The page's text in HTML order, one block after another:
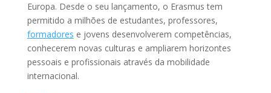
Europa. Desde o seu lançamento, o Erasmus tem
permitido a milhões de estudantes, professores,
formadores e jovens desenvolverem competências,
conhecerem novas culturas e ampliarem horizontes
pessoais e profissionais através da mobilidade
internacional.